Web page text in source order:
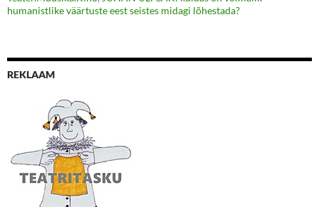
humanistlike väärtuste eest seistes midagi lõhestada?
REKLAAM